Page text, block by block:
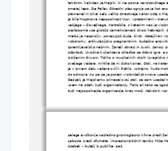
takšnim, kakršen je Majski, ki ne pozna narcisoidnega
zmeraj lepo. De Fallev Obredni ples ognja pa je kot
plamenel in sikal celo veliko strastneje kakor zdaj z
je bila Mojstrova nepopolnost (npr. »pretonirani«
večjega – človeškega. Kantabile, s katerim nas je
postopoma vse globljo zamaknjenost, skozi hebrejski,
melos je neopisljiv, povezujoč duše, širok, detajliran,
»zborom«, artikulacijsko pregnantnim, čudežno
spremljevalsko nežnim. Žareči obrazi in zvoki, zanos,
odprtost. Uvodna Kuljerićeva skladba se dobro igra, a
izsiljenim tkivom. Toliko o muzikalnih vtisih izvajalsko
svežega večera. Kritike še ni čisto konec. Stol, na
je v prvem delu večera cvilil. Rahlo, vztrajno, hudo
do odmora. Ko pa se je potem violončelist znova
Dešpalj je Majskemu prinesel svoj stol, se sam usedel
vsem na očeh, tudi organizatorju. Tako ali tako se
tudi najpopolnejša organizacija brez moči. Nekdo ti
celega avditorija nasladno gromoglasno kihne sredi
Laboda, sredi sfumata, impresionističnih tančic Miše
osebek – butelj iz publike, pač.